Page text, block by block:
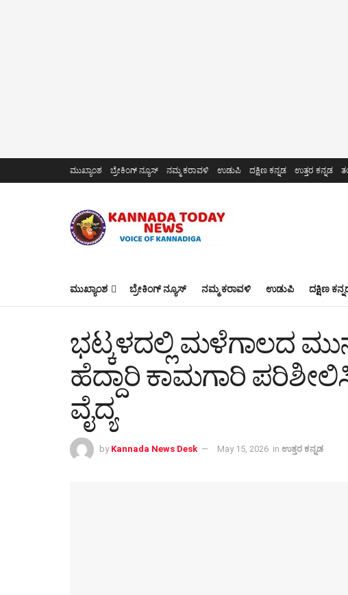
ಮುಖ್ಯಾಂಶ ಬ್ರೇಕಿಂಗ್ ನ್ಯೂಸ್ ನಮ್ಮ ಕರಾವಳಿ ಉಡುಪಿ ದಕ್ಷಿಣ ಕನ್ನಡ ಉತ್ತರ ಕನ್ನಡ
ಮುಖ್ಯಾಂಶ ಬ್ರೇಕಿಂಗ್ ನ್ಯೂಸ್ ನಮ್ಮ ಕರಾವಳಿ ಉಡುಪಿ ದಕ್ಷಿಣ
ಭಟ್ಕಳದಲ್ಲಿ ಮಳೆಗಾಲದ
ಹೆದ್ದಾರಿ ಕಾಮಗಾರಿ
ವೈದ್ಯ
by Kannada News Desk May 15, 2026 in ಉತ್ತರ ಕನ್ನಡ